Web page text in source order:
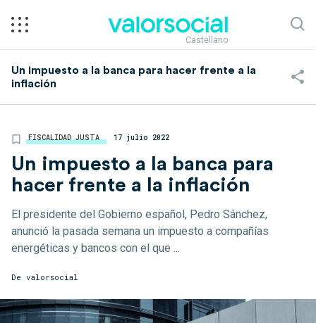
Castellano
Un impuesto a la banca para hacer frente a la
inflación
FISCALIDAD JUSTA 17 julio 2022
Un impuesto a la banca para
hacer frente a la inflación
El presidente del Gobierno español, Pedro Sánchez,
anunció la pasada semana un impuesto a compañías
energéticas y bancos con el que ...
De valorsocial